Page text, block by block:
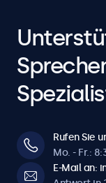
Rufen Sie
Mo. - Fr.:
E-Mail an: